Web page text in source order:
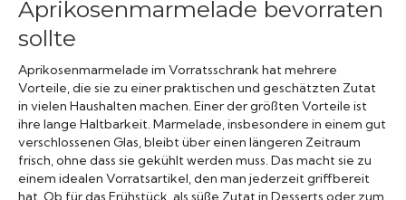
Aprikosenmarmelade bevorraten
sollte
Aprikosenmarmelade im Vorratsschrank hat mehrere
Vorteile, die sie zu einer praktischen und geschätzten Zutat
in vielen Haushalten machen. Einer der größten Vorteile ist
ihre lange Haltbarkeit. Marmelade, insbesondere in einem gut
verschlossenen Glas, bleibt über einen längeren Zeitraum
frisch, ohne dass sie gekühlt werden muss. Das macht sie zu
einem idealen Vorratsartikel, den man jederzeit griffbereit
hat. Ob für das Frühstück, als süße Zutat in Desserts oder zum